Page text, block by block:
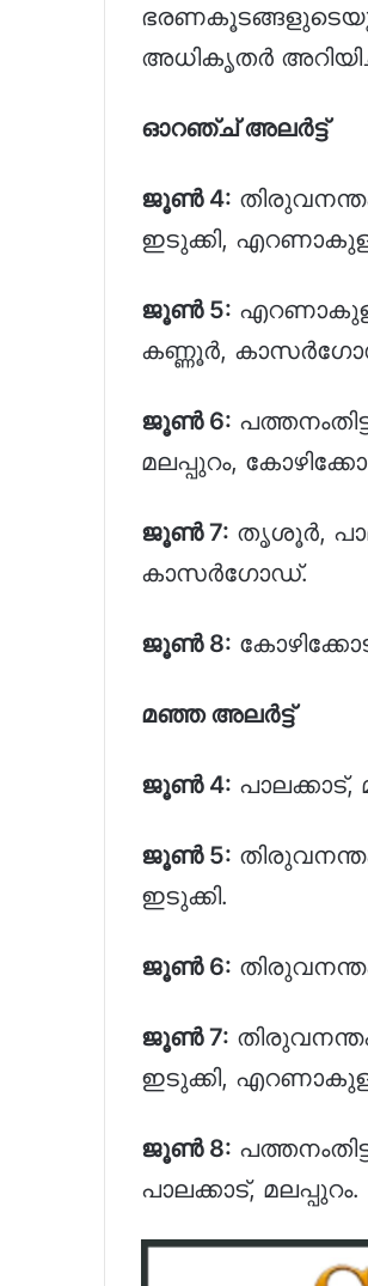
ഭരണകൂടങ്ങളുടെയും
അധികൃതർ
ഓറഞ്ച് അലർട്ട്
ജൂൺ 4:
ഇടുക്കി,
ജൂൺ 5:
കണ്ണൂർ,
ജൂൺ 6:
മലപ്പുറം,
ജൂൺ 7: തൃശൂർ,
കാസർഗോഡ്.
ജൂൺ 8:
മഞ്ഞ അലർട്ട്
ജൂൺ 4:
ജൂൺ 5:
ഇടുക്കി.
ജൂൺ 6:
ജൂൺ 7:
ഇടുക്കി,
ജൂൺ 8:
പാലക്കാട്, മലപ്പുറം.